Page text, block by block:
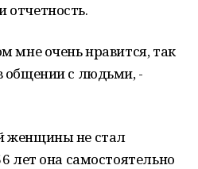
отчетность.
мне очень нравится, так
общении с людьми, -
женщины не стал
лет она самостоятельно